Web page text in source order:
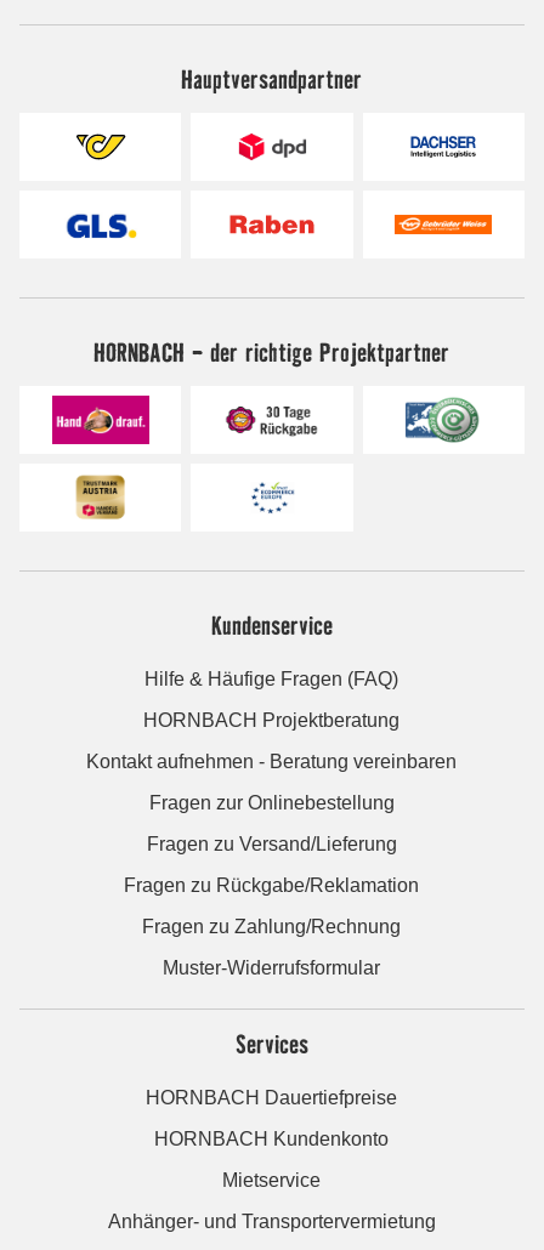
Hauptversandpartner
HORNBACH - der richtige Projektpartner
Kundenservice
Hilfe & Häufige Fragen (FAQ)
HORNBACH Projektberatung
Kontakt aufnehmen - Beratung vereinbaren
Fragen zur Onlinebestellung
Fragen zu Versand/Lieferung
Fragen zu Rückgabe/Reklamation
Fragen zu Zahlung/Rechnung
Muster-Widerrufsformular
Services
HORNBACH Dauertiefpreise
HORNBACH Kundenkonto
Mietservice
Anhänger- und Transportervermietung